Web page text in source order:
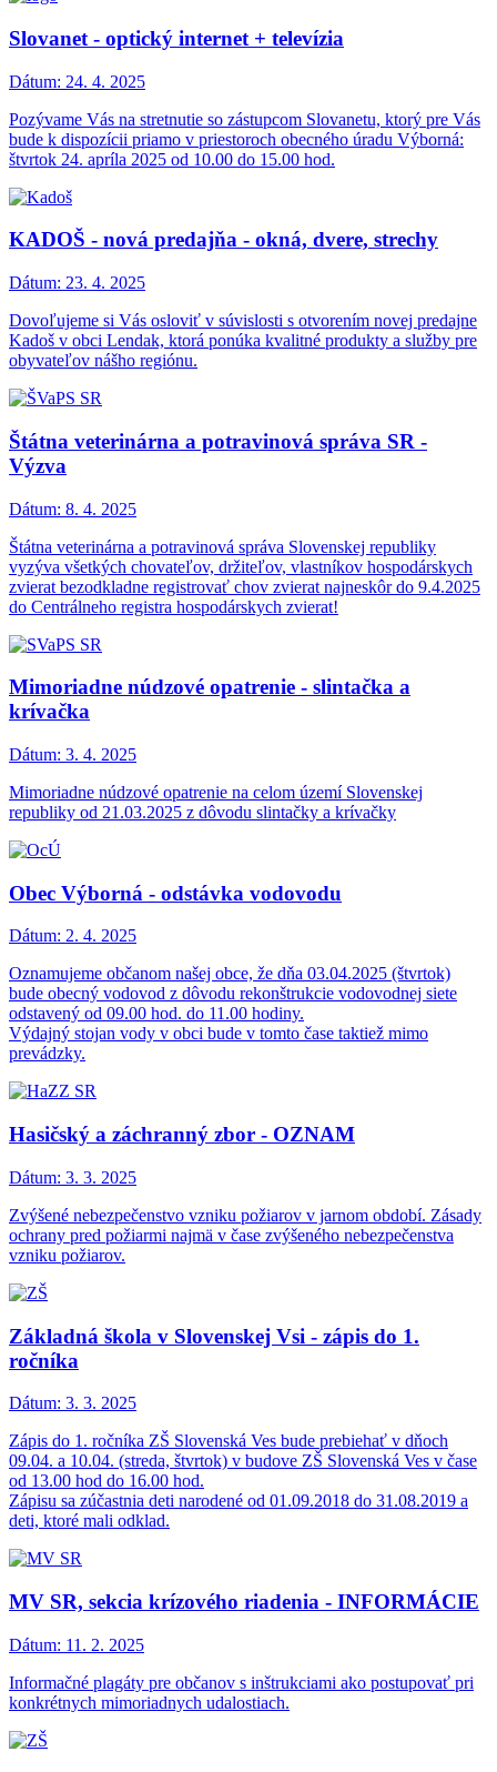
Slovanet - optický internet + televízia
Dátum: 24. 4. 2025
Pozývame Vás na stretnutie so zástupcom Slovanetu, ktorý pre Vás
bude k dispozícii priamo v priestoroch obecného úradu Výborná:
štvrtok 24. apríla 2025 od 10.00 do 15.00 hod.
KADOŠ - nová predajňa - okná, dvere, strechy
Dátum: 23. 4. 2025
Dovoľujeme si Vás osloviť v súvislosti s otvorením novej predajne
Kadoš v obci Lendak, ktorá ponúka kvalitné produkty a služby pre
obyvateľov nášho regiónu.
Štátna veterinárna a potravinová správa SR -
Výzva
Dátum: 8. 4. 2025
Štátna veterinárna a potravinová správa Slovenskej republiky
vyzýva všetkých chovateľov, držiteľov, vlastníkov hospodárskych
zvierat bezodkladne registrovať chov zvierat najneskôr do 9.4.2025
do Centrálneho registra hospodárskych zvierat!
Mimoriadne núdzové opatrenie - slintačka a
krívačka
Dátum: 3. 4. 2025
Mimoriadne núdzové opatrenie na celom území Slovenskej
republiky od 21.03.2025 z dôvodu slintačky a krívačky
Obec Výborná - odstávka vodovodu
Dátum: 2. 4. 2025
Oznamujeme občanom našej obce, že dňa 03.04.2025 (štvrtok)
bude obecný vodovod z dôvodu rekonštrukcie vodovodnej siete
odstavený od 09.00 hod. do 11.00 hodiny.
Výdajný stojan vody v obci bude v tomto čase taktiež mimo
prevádzky.
Hasičský a záchranný zbor - OZNAM
Dátum: 3. 3. 2025
Zvýšené nebezpečenstvo vzniku požiarov v jarnom období. Zásady
ochrany pred požiarmi najmä v čase zvýšeného nebezpečenstva
vzniku požiarov.
Základná škola v Slovenskej Vsi - zápis do 1.
ročníka
Dátum: 3. 3. 2025
Zápis do 1. ročníka ZŠ Slovenská Ves bude prebiehať v dňoch
09.04. a 10.04. (streda, štvrtok) v budove ZŠ Slovenská Ves v čase
od 13.00 hod do 16.00 hod.
Zápisu sa zúčastnia deti narodené od 01.09.2018 do 31.08.2019 a
deti, ktoré mali odklad.
MV SR, sekcia krízového riadenia - INFORMÁCIE
Dátum: 11. 2. 2025
Informačné plagáty pre občanov s inštrukciami ako postupovať pri
konkrétnych mimoriadnych udalostiach.